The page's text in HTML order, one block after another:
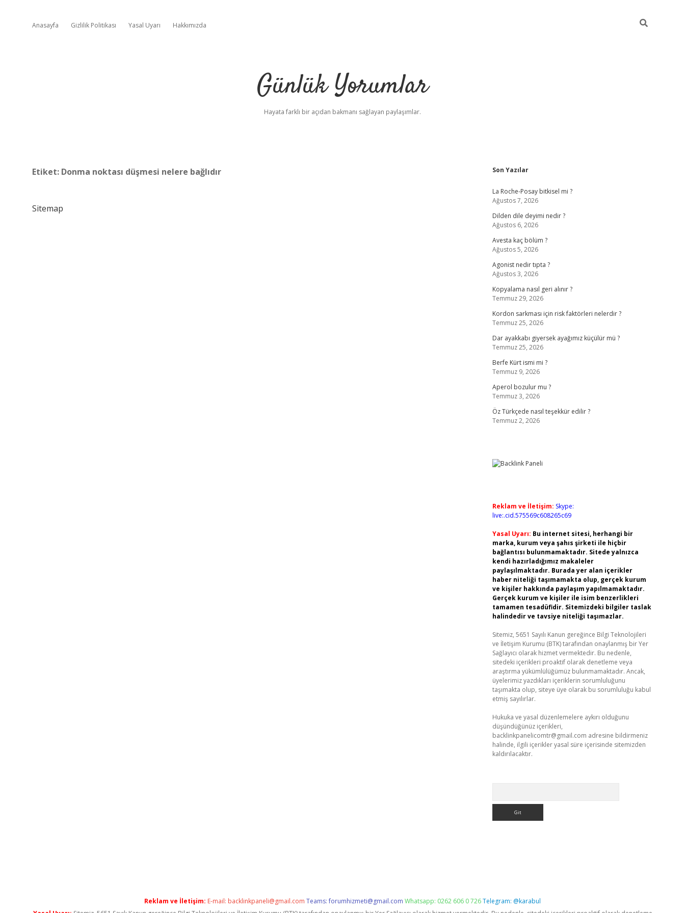
Anasayfa Gizlilik Politikası Yasal Uyarı Hakkımızda
Günlük Yorumlar
Hayata farklı bir açıdan bakmanı sağlayan paylaşımlar.
Etiket: Donma noktası düşmesi nelere bağlıdır
Sitemap
Sidebar
Son Yazılar
La Roche-Posay bitkisel mi ?
Ağustos 7, 2026
Dilden dile deyimi nedir ?
Ağustos 6, 2026
Avesta kaç bölüm ?
Ağustos 5, 2026
Agonist nedir tıpta ?
Ağustos 3, 2026
Kopyalama nasıl geri alınır ?
Temmuz 29, 2026
Kordon sarkması için risk faktörleri nelerdir ?
Temmuz 25, 2026
Dar ayakkabı giyersek ayağımız küçülür mü ?
Temmuz 25, 2026
Berfe Kürt ismi mi ?
Temmuz 9, 2026
Aperol bozulur mu ?
Temmuz 3, 2026
Öz Türkçede nasıl teşekkür edilir ?
Temmuz 2, 2026
Reklam ve İletişim: Skype:
live:.cid.575569c608265c69
Yasal Uyarı: Bu internet sitesi, herhangi bir
marka, kurum veya şahıs şirketi ile hiçbir
bağlantısı bulunmamaktadır. Sitede yalnızca
kendi hazırladığımız makaleler
paylaşılmaktadır. Burada yer alan içerikler
haber niteliği taşımamakta olup, gerçek kurum
ve kişiler hakkında paylaşım yapılmamaktadır.
Gerçek kurum ve kişiler ile isim benzerlikleri
tamamen tesadüfidir. Sitemizdeki bilgiler taslak
halindedir ve tavsiye niteliği taşımazlar.
Sitemiz, 5651 Sayılı Kanun gereğince Bilgi Teknolojileri
ve İletişim Kurumu (BTK) tarafından onaylanmış bir Yer
Sağlayıcı olarak hizmet vermektedir. Bu nedenle,
sitedeki içerikleri proaktif olarak denetleme veya
araştırma yükümlülüğümüz bulunmamaktadır. Ancak,
üyelerimiz yazdıkları içeriklerin sorumluluğunu
taşımakta olup, siteye üye olarak bu sorumluluğu kabul
etmiş sayılırlar.
Hukuka ve yasal düzenlemelere aykırı olduğunu
düşündüğünüz içerikleri,
backlinkpanelicomtr@gmail.com adresine bildirmeniz
halinde, ilgili içerikler yasal süre içerisinde sitemizden
kaldırılacaktır.
https://grandoperabetgiris.com/
Reklam ve İletişim: E-mail: backlinkpaneli@gmail.com Teams:forumhizmeti@gmail.com Whatsapp: 0262 606 0 726Telegram: @karabul